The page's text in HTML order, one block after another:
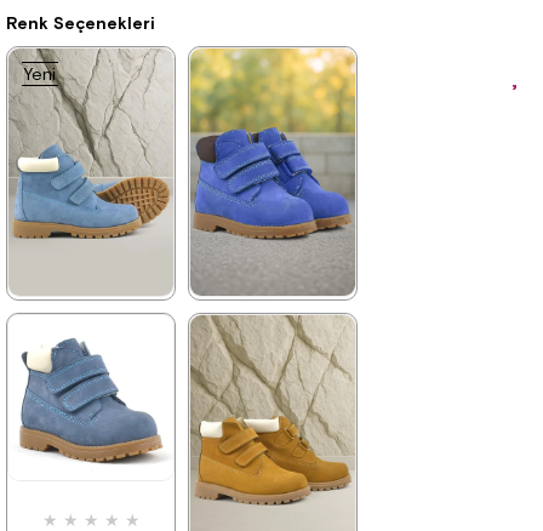
Renk Seçenekleri
★
2.259,90 ₺
3.879,90 ₺
★ ★ ★ ★ ★
2.049,90 ₺
3.519,90 ₺
%42İndirim
Ücretsiz
Kargo
★ ★ ★ ★ ★
Yeni
Ürün